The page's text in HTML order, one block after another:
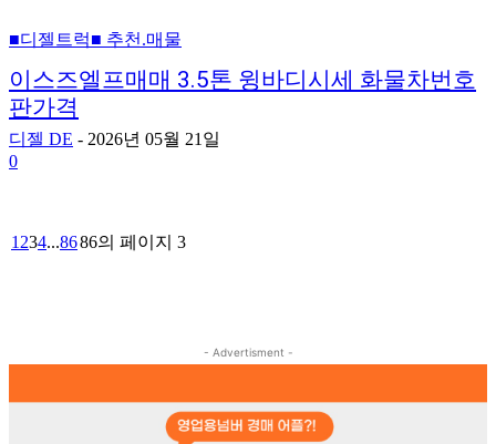
■디젤트럭■ 추천.매물
이스즈엘프매매 3.5톤 윙바디시세 화물차번호
판가격
디젤 DE - 2026년 05월 21일
0
1 234...8686의 페이지 3
- Advertisment -